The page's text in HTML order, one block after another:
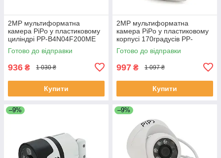
2MP мультиформатна
камера PiPo у пластиковому
циліндрі PP-B4N04F200ME
2,8 (мм) 70 метрів підсвітка
ЕКОБОКС
Готово до відправки
936 ₴ 1 030 ₴
Купити
2MP мультиформатна
камера PiPo у пластиковому
корпусі 170градусів PP-
D1U03F200ME 1,8 (мм)
ЕКОБОКС
Готово до відправки
997 ₴ 1 097 ₴
Купити
–9% –9%